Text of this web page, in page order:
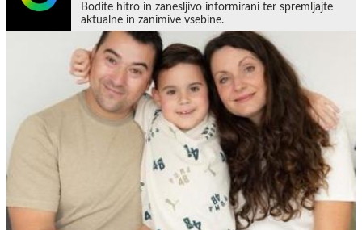
Bodite hitro in zanesljivo informirani ter spremljajte
aktualne in zanimive vsebine.